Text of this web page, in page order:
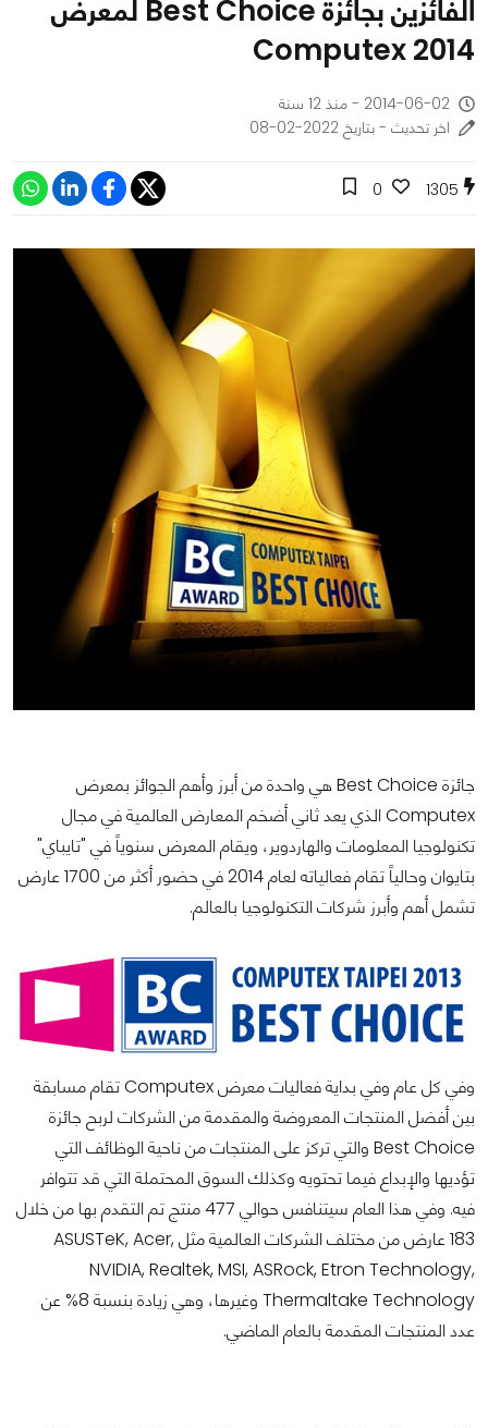
الفائزين بجائزة Best Choice لمعرض
Computex 2014
2014-06-02 - منذ 12 سنة
اخر تحديث - بتاريخ 2022-02-08
1305
0
جائزة Best Choice هي واحدة من أبرز وأهم الجوائز بمعرض
Computex الذي يعد ثاني أضخم المعارض العالمية في مجال
تكنولوجيا المعلومات والهاردوير، ويقام المعرض سنوياً في "تايباي"
بتايوان وحالياً تقام فعالياته لعام 2014 في حضور أكثر من 1700 عارض
تشمل أهم وأبرز شركات التكنولوجيا بالعالم.
وفي كل عام وفي بداية فعاليات معرض Computex تقام مسابقة
بين أفضل المنتجات المعروضة والمقدمة من الشركات لربح جائزة
Best Choice والتي تركز على المنتجات من ناحية الوظائف التي
تؤديها والإبداع فيما تحتويه وكذلك السوق المحتملة التي قد تتوافر
فيه. وفي هذا العام سيتنافس حوالي 477 منتج تم التقدم بها من خلال
183 عارض من مختلف الشركات العالمية مثل ASUSTeK, Acer,
NVIDIA, Realtek, MSI, ASRock, Etron Technology,
Thermaltake Technology وغيرها، وهي زيادة بنسبة 8% عن
عدد المنتجات المقدمة بالعام الماضي.